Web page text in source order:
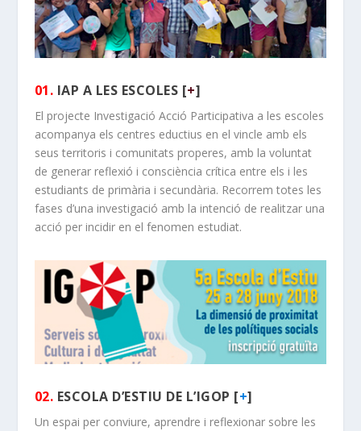
01. IAP A LES ESCOLES [+]
El projecte Investigació Acció Participativa a les escoles
acompanya els centres eductius en el vincle amb els
seus territoris i comunitats properes, amb la voluntat
de generar reflexió i consciència crítica entre els i les
estudiants de primària i secundària. Recorrem totes les
fases d’una investigació amb la intenció de realitzar una
acció per incidir en el fenomen estudiat.
02. ESCOLA D’ESTIU DE L’IGOP [+]
Un espai per conviure, aprendre i reflexionar sobre les